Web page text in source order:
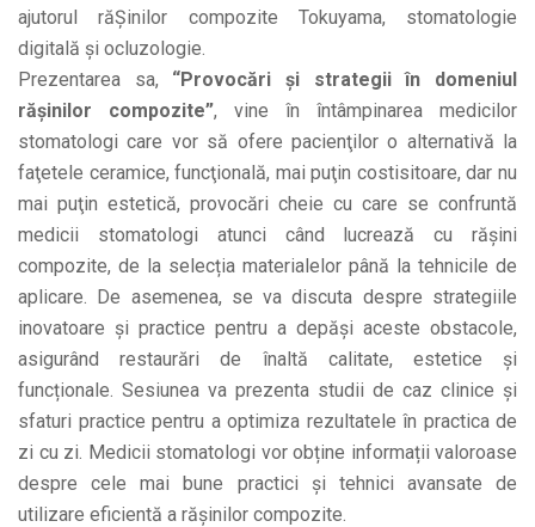
ajutorul răȘinilor compozite Tokuyama, stomatologie
digitală și ocluzologie.
Prezentarea sa, “Provocări și strategii în domeniul
rășinilor compozite”, vine în întâmpinarea medicilor
stomatologi care vor să ofere pacienţilor o alternativă la
faţetele ceramice, funcţională, mai puţin costisitoare, dar nu
mai puţin estetică, provocări cheie cu care se confruntă
medicii stomatologi atunci când lucrează cu rășini
compozite, de la selecția materialelor până la tehnicile de
aplicare. De asemenea, se va discuta despre strategiile
inovatoare și practice pentru a depăși aceste obstacole,
asigurând restaurări de înaltă calitate, estetice și
funcționale. Sesiunea va prezenta studii de caz clinice și
sfaturi practice pentru a optimiza rezultatele în practica de
zi cu zi. Medicii stomatologi vor obține informații valoroase
despre cele mai bune practici și tehnici avansate de
utilizare eficientă a rășinilor compozite.